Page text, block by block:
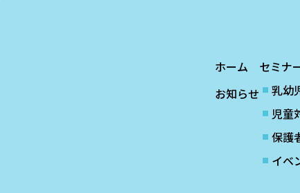
ホーム
お知らせ
セミナ
乳幼
児童
保護
イベ